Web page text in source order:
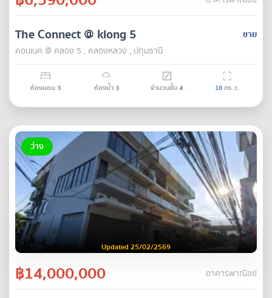
ขาย
The Connect @ klong 5
คอนเนค @ คลอง 5 , คลองหลวง , ปทุมธานี
ห้องนอน 3 ห้องน้ำ3 จำนวนชั้น 4 18ตร.ว.
ว่าง
Updated 25/02/2569
฿14,000,000 อาคารพาณิชย์